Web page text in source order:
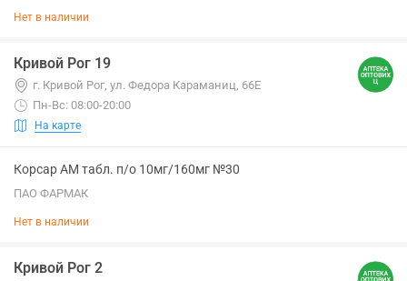
Нет в наличии
Кривой Рог 19
г. Кривой Рог, ул. Федора Караманиц, 66Е
Пн-Вс: 08:00-20:00
На карте
Корсар АМ табл. п/о 10мг/160мг №30
ПАО ФАРМАК
Нет в наличии
Кривой Рог 2